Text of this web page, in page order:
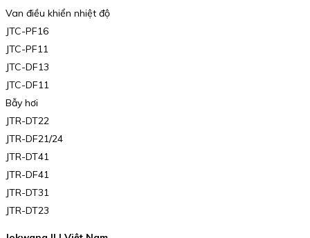
Van điều khiển nhiệt độ
JTC-PF16
JTC-PF11
JTC-DF13
JTC-DF11
Bẫy hơi
JTR-DT22
JTR-DF21/24
JTR-DT41
JTR-DF41
JTR-DT31
JTR-DT23